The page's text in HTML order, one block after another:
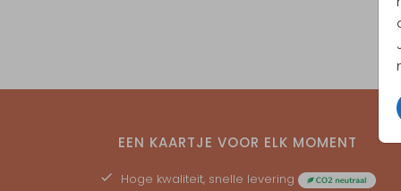
EEN KAARTJE VOOR ELK MOMENT
Hoge kwaliteit, snelle levering